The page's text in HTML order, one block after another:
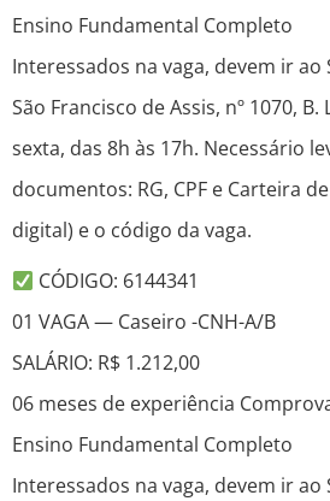
Ensino Fundamental Completo
Interessados na vaga, devem ir ao
São Francisco de Assis, nº 1070,
sexta, das 8h às 17h. Necessário
documentos: RG, CPF e Carteira
digital) e o código da vaga.
CÓDIGO: 6144341
01 VAGA — Caseiro -CNH-A/B
SALÁRIO: R$ 1.212,00
06 meses de experiência
Ensino Fundamental Completo
Interessados na vaga, devem ir ao